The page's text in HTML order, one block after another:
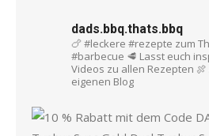
dads.bbq.thats.bbq
🍗 #leckere #rezepte zum
#barbecue 🥩 Lasst euch
Videos zu allen Rezepten
eigenen Blog